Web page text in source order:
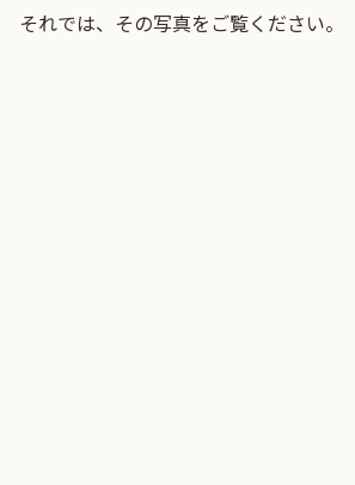
それでは、その写真をご覧ください。